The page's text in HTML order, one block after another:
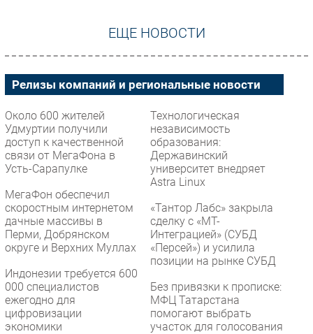
ЕЩЕ НОВОСТИ
Релизы компаний и региональные новости
Около 600 жителей
Удмуртии получили
доступ к качественной
связи от МегаФона в
Усть-Сарапулке
МегаФон обеспечил
скоростным интернетом
дачные массивы в
Перми, Добрянском
округе и Верхних Муллах
Индонезии требуется 600
000 специалистов
ежегодно для
цифровизации
экономики
Технологическая
независимость
образования:
Державинский
университет внедряет
Astra Linux
«Тантор Лабс» закрыла
сделку с «МТ-
Интеграцией» (СУБД
«Персей») и усилила
позиции на рынке СУБД
Без привязки к прописке:
МФЦ Татарстана
помогают выбрать
участок для голосования